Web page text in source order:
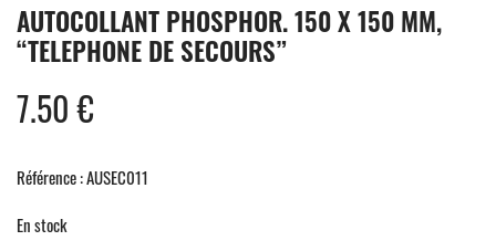
AUTOCOLLANT PHOSPHOR. 150 X 150 MM,
“TELEPHONE DE SECOURS”
7.50€
Référence : AUSEC011
En stock